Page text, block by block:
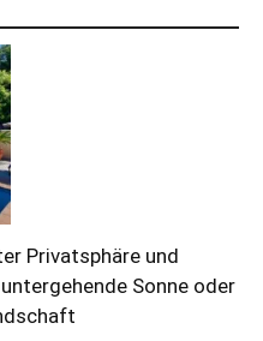
Privatsphäre und
Sonne oder